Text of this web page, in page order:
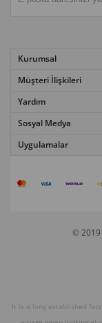
Kurumsal
Müşteri İlişkileri
Yardım
Sosyal Medya
Uygulamalar
© 2019
It is a long established